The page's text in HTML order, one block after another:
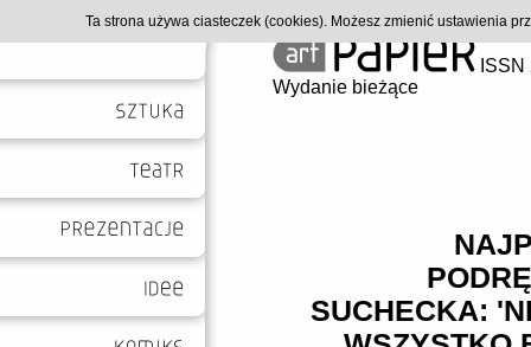
Wydanie bieżące
SUCHECKA:
Ta strona używa ciasteczek (cookies). Możesz zmienić ustawienia